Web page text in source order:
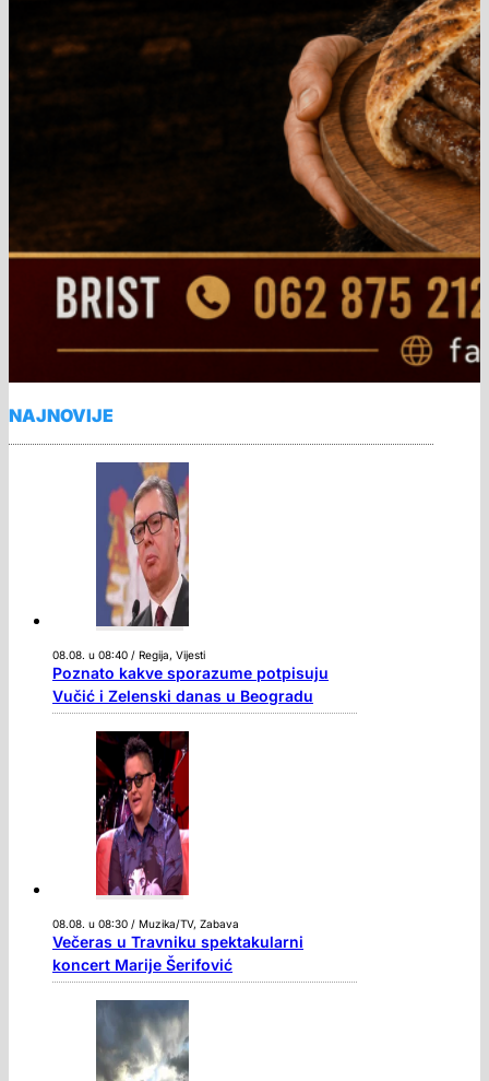
NAJNOVIJE
08.08. u 08:40 / Regija, Vijesti
Poznato kakve sporazume potpisuju
Vučić i Zelenski danas u Beogradu
08.08. u 08:30 / Muzika/TV, Zabava
Večeras u Travniku spektakularni
koncert Marije Šerifović